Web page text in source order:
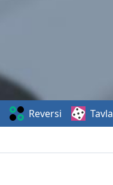
Reversi Tavla